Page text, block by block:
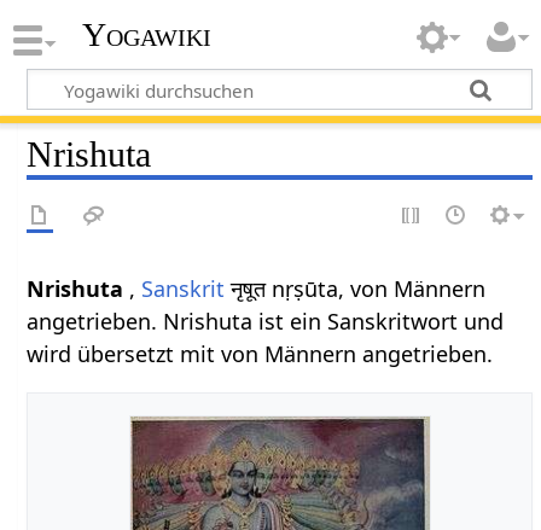
Yogawiki
Nrishuta
Nrishuta , Sanskrit नृषूत nṛṣūta, von Männern
angetrieben. Nrishuta ist ein Sanskritwort und
wird übersetzt mit von Männern angetrieben.